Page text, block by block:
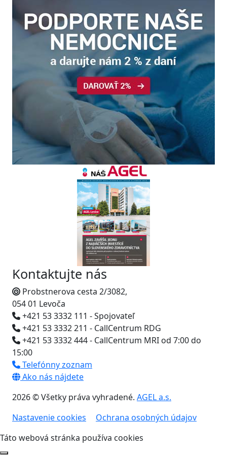
Kontaktujte nás
Probstnerova cesta 2/3082,
054 01 Levoča
+421 53 3332 111 - Spojovateľ
+421 53 3332 211 - CallCentrum RDG
+421 53 3332 444 - CallCentrum MRI od 7:00 do
15:00
Telefónny zoznam
Ako nás nájdete
2026 © Všetky práva vyhradené. AGEL a.s.
Nastavenie cookies
Ochrana osobných údajov
Táto webová stránka používa cookies